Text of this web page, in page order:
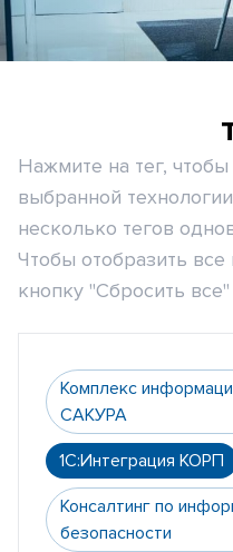
Нажмите на тег,
выбранной
несколько тегов
Чтобы отобразить
кнопку "Сбросить все"
Комплекс
САКУРА
1С:Интеграция КОРП
Консалтинг по
безопасности